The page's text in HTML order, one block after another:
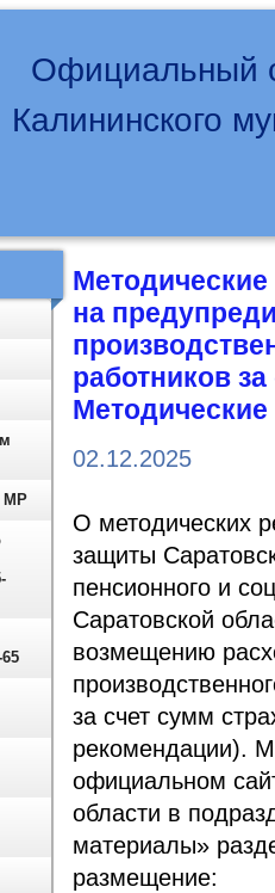
Официальный
Калининского
на
работников
02.12.2025
О методических
защиты
пенсионного и
Саратовской
возмещению
за счет сумм
рекомендации).
официальном
области в
материалы»
размещение:
МР